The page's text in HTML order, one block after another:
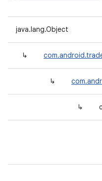
java.lang.Object
↳
↳
↳